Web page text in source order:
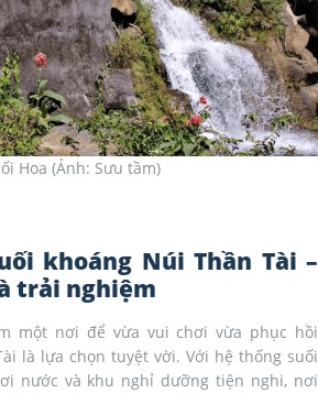
Hoa (Ảnh: Sưu tầm)
khoáng Núi Thần Tài –
trải nghiệm
một nơi để vừa vui chơi vừa phục hồi
là lựa chọn tuyệt vời. Với hệ thống suối
nước và khu nghỉ dưỡng tiện nghi, nơi